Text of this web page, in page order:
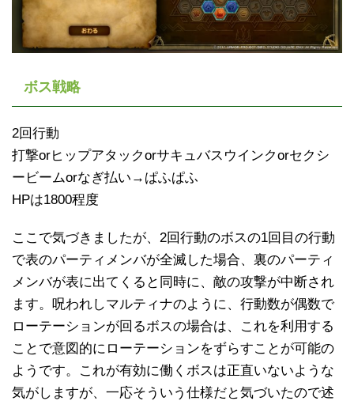
ボス戦略
2回行動
打撃orヒップアタックorサキュバスウインクorセクシ
ービームorなぎ払い→ぱふぱふ
HPは1800程度
ここで気づきましたが、2回行動のボスの1回目の行動
で表のパーティメンバが全滅した場合、裏のパーティ
メンバが表に出てくると同時に、敵の攻撃が中断され
ます。呪われしマルティナのように、行動数が偶数で
ローテーションが回るボスの場合は、これを利用する
ことで意図的にローテーションをずらすことが可能の
ようです。これが有効に働くボスは正直いないような
気がしますが、一応そういう仕様だと気づいたので述